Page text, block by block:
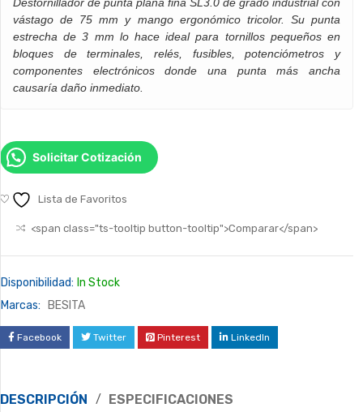
vástago de 75 mm y mango ergonómico tricolor. Su punta
estrecha de 3 mm lo hace ideal para tornillos pequeños en
bloques de terminales, relés, fusibles, potenciómetros y
componentes electrónicos donde una punta más ancha
causaría daño inmediato.
Solicitar Cotización
Lista de Favoritos
<span class="ts-tooltip button-tooltip">Comparar</span>
Disponibilidad: In Stock
Marcas:
BESITA
Facebook Twitter Pinterest LinkedIn
DESCRIPCIÓN
ESPECIFICACIONES